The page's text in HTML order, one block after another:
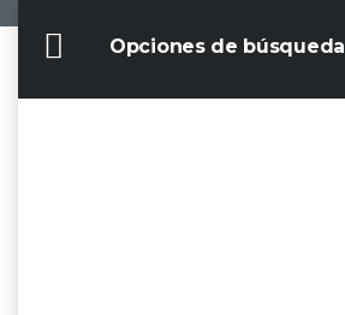
Opciones de búsqueda